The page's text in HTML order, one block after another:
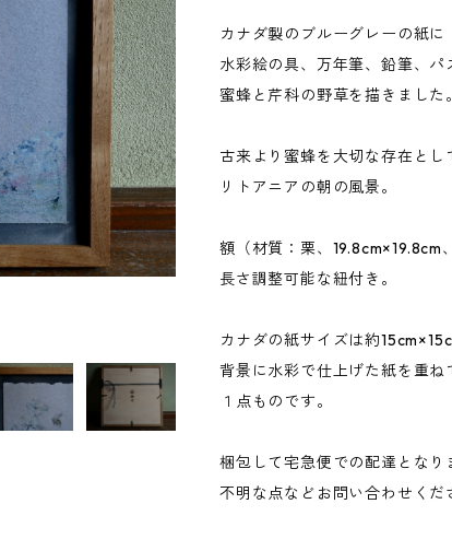
カナダ製のブルーグレーの紙に
水彩絵の具、万年筆、鉛筆、パ
蜜蜂と芹科の野草を描きました。
古来より蜜蜂を大切な存在とし
リトアニアの朝の風景。
額（材質：栗、19.8cm×19.8cm
長さ調整可能な紐付き。
カナダの紙サイズは約
背景に水彩で仕上げた紙を重ね
１点ものです。
梱包して宅急便での配達となり
不明な点などお問い合わせくだ